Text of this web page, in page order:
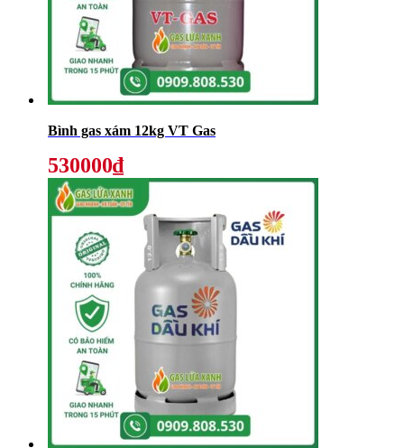
Bình gas xám 12kg VT Gas
530000₫